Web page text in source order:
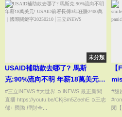
未分類
USAID補助款去哪了? 馬斯
克:90%流向不明 年薪18萬美元!
USAID前署長傳3年狂賺2400萬
｜國際關鍵字20250210│三立
iNEWS
#三立iNEWS #大世界 ➲ iNEWS 最正新聞
直播 https://youtu.be/CKjSm5ZeehE ➲王志
郁+ 國際.理財全...
#甜
閱